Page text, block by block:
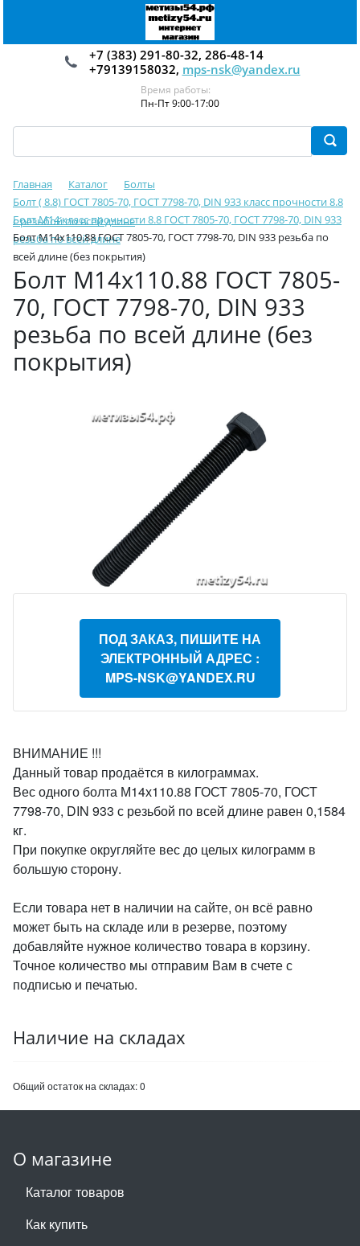
+7 (383) 291-80-32, 286-48-14
+79139158032, mps-nsk@yandex.ru
Время работы:
Пн-Пт 9:00-17:00
Главная Каталог
Болты
Болт ( 8.8) ГОСТ 7805-70, ГОСТ 7798-70, DIN 933 класс прочности 8.8
с резьбой по всей длине
Болт М14 класс прочности 8.8 ГОСТ 7805-70, ГОСТ 7798-70, DIN 933
резьба по всей длине
Болт М14х110.88 ГОСТ 7805-70, ГОСТ 7798-70, DIN 933 резьба по
всей длине (без покрытия)
Болт М14х110.88 ГОСТ 7805-
70, ГОСТ 7798-70, DIN 933
резьба по всей длине (без
покрытия)
ПОД ЗАКАЗ, ПИШИТЕ НА
ЭЛЕКТРОННЫЙ АДРЕС :
MPS-NSK@YANDEX.RU
ВНИМАНИЕ !!!
Данный товар продаётся в килограммах.
Вес одного болта М14х110.88 ГОСТ 7805-70, ГОСТ
7798-70, DIN 933 с резьбой по всей длине равен 0,1584
кг.
При покупке округляйте вес до целых килограмм в
большую сторону.
Если товара нет в наличии на сайте, он всё равно
может быть на складе или в резерве, поэтому
добавляйте нужное количество товара в корзину.
Точное количество мы отправим Вам в счете с
подписью и печатью.
Наличие на складах
Общий остаток на складах:0
О магазине
Каталог товаров
Как купить